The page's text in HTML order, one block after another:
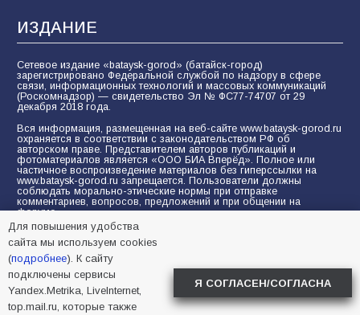
ИЗДАНИЕ
Сетевое издание «bataysk-gorod» (батайск-город)
зарегистрировано Федеральной службой по надзору в сфере
связи, информационных технологий и массовых коммуникаций
(Роскомнадзор) — свидетельство Эл № ФС77-74707 от 29
декабря 2018 года.
Вся информация, размещенная на веб-сайте www.bataysk-gorod.ru
охраняется в соответствии с законодательством РФ об
авторском праве. Представителем авторов публикаций и
фотоматериалов является «ООО БИА Вперёд». Полное или
частичное воспроизведение материалов без гиперссылки на
www.bataysk-gorod.ru запрещается. Пользователи должны
соблюдать морально-этические нормы при отправке
комментариев, вопросов, предложений и при общении на
форуме.
Политика конфиденциальности и защиты информации
Согласие на обработку персональных данных с помощью
сервисов Yandex.Metrika, LiveInternet, top.mail.ru
© 2005-2026 БИА «ВПЕРЕД»
Для повышения удобства
сайта мы используем cookies
(подробнее). К сайту
подключены сервисы
Yandex.Metrika, LiveInternet,
top.mail.ru, которые также
Я СОГЛАСЕН/СОГЛАСНА